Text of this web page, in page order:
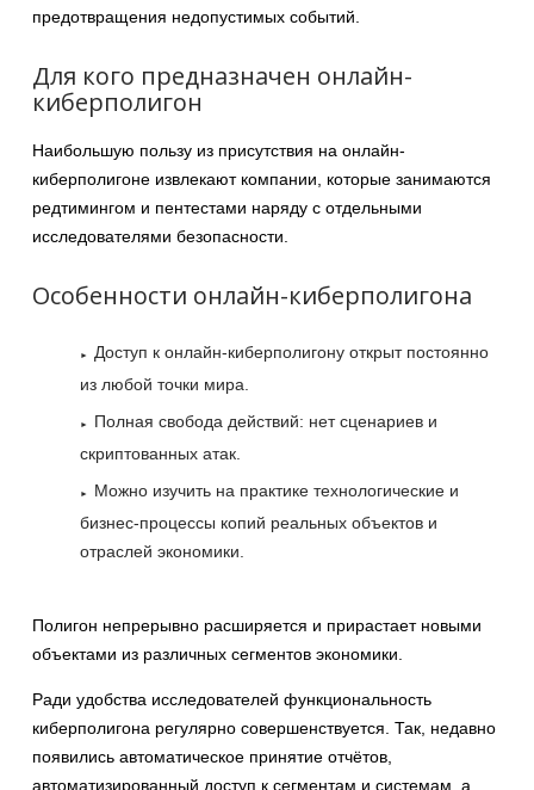
предотвращения недопустимых событий.
Для кого предназначен онлайн-
киберполигон
Наибольшую пользу из присутствия на онлайн-
киберполигоне извлекают компании, которые занимаются
редтимингом и пентестами наряду с отдельными
исследователями безопасности.
Особенности онлайн-киберполигона
Доступ к онлайн-киберполигону открыт постоянно
из любой точки мира.
Полная свобода действий: нет сценариев и
скриптованных атак.
Можно изучить на практике технологические и
бизнес-процессы копий реальных объектов и
отраслей экономики.
Полигон непрерывно расширяется и прирастает новыми
объектами из различных сегментов экономики.
Ради удобства исследователей функциональность
киберполигона регулярно совершенствуется. Так, недавно
появились автоматическое принятие отчётов,
автоматизированный доступ к сегментам и системам, а